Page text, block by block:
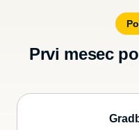
Prvi mesec